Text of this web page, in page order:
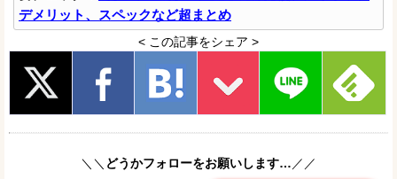
デメリット、スペックなど超まとめ
< この記事をシェア >
＼＼ どうかフォローをお願いします… ／／